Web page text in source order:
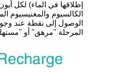
إطلاقها في الماء) لكل
الكالسيوم والمغنيسيوم
الوصول إلى نقطة عند وجود
المرحلة "مرهق" أو